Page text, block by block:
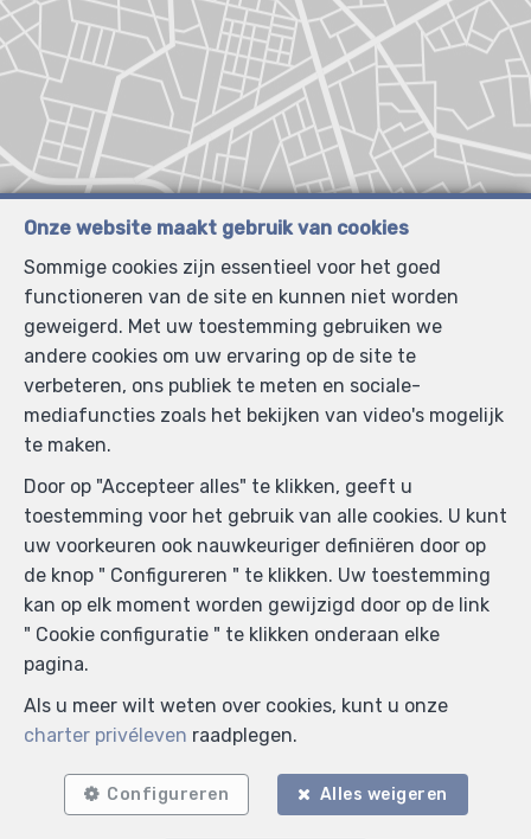
Onze website maakt gebruik van cookies
Sommige cookies zijn essentieel voor het goed
functioneren van de site en kunnen niet worden
geweigerd. Met uw toestemming gebruiken we
andere cookies om uw ervaring op de site te
verbeteren, ons publiek te meten en sociale-
mediafuncties zoals het bekijken van video's mogelijk
te maken.
Door op "Accepteer alles" te klikken, geeft u
toestemming voor het gebruik van alle cookies. U kunt
uw voorkeuren ook nauwkeuriger definiëren door op
de knop " Configureren " te klikken. Uw toestemming
kan op elk moment worden gewijzigd door op de link
" Cookie configuratie " te klikken onderaan elke
pagina.
Als u meer wilt weten over cookies, kunt u onze
charter privéleven raadplegen.
Configureren Alles weigeren